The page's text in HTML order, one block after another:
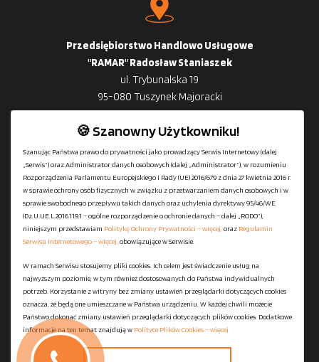
Przedsiębiorstwo Handlowo Usługowe
"RAMAR" Radosław Staniaszek
ul. Trybunalska 19
95-080 Tuszynek Majoracki
+48729-133-333
biuro@601144444.pl
Kontakt
Regulamin serwisu
Polityka Ochrony Prywatności
Polityka Plików Cookies
🍪 Szanowny Użytkowniku!
Szanując Państwa prawo do prywatności jako prowadzący Serwis Internetowy (dalej
„Serwis”) oraz Administrator danych osobowych (dalej „Administrator”), w rozumieniu
Rozporządzenia Parlamentu Europejskiego i Rady (UE) 2016/679 z dnia 27 kwietnia 2016 r.
w sprawie ochrony osób fizycznych w związku z przetwarzaniem danych osobowych i w
sprawie swobodnego przepływu takich danych oraz uchylenia dyrektywy 95/46/WE
(Dz.U.UE.L.2016.119.1 – ogólne rozporządzenie o ochronie danych – dalej „RODO”),
niniejszym przedstawiam Politykę Ochrony Prywatności – więcej, oraz Regulamin
Serwisu Internetowego – więcej, obowiązujące w Serwisie.
W ramach Serwisu stosujemy pliki cookies. Ich celem jest świadczenie usług na
najwyższym poziomie, w tym również dostosowanych do Państwa indywidualnych
potrzeb. Korzystanie z witryny bez zmiany ustawień przeglądarki dotyczących cookies
oznacza, że będą one umieszczane w Państwa urządzeniu. W każdej chwili możecie
Państwo dokonać zmiany ustawień przeglądarki dotyczących plików cookies. Dodatkowe
informacje na ten temat znajdują w Polityce Plików Cookies – więcej.